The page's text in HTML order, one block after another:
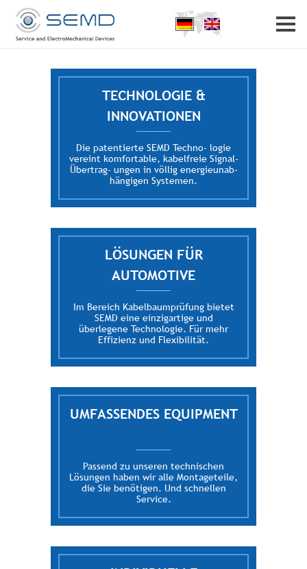
Karriere
TECHNOLOGIE &
INNOVATIONEN
Die patentierte SEMD Techno- logie
vereint komfortable, kabelfreie Signal-
Übertrag- ungen in völlig energieunab-
hängigen Systemen.
LÖSUNGEN FÜR
AUTOMOTIVE
Im Bereich Kabelbaumprüfung bietet
SEMD eine einzigartige und
überlegene Technologie. Für mehr
Effizienz und Flexibilität.
UMFASSENDES EQUIPMENT
Passend zu unseren technischen
Lösungen haben wir alle Montageteile,
die Sie benötigen. Und schnellen
Service.